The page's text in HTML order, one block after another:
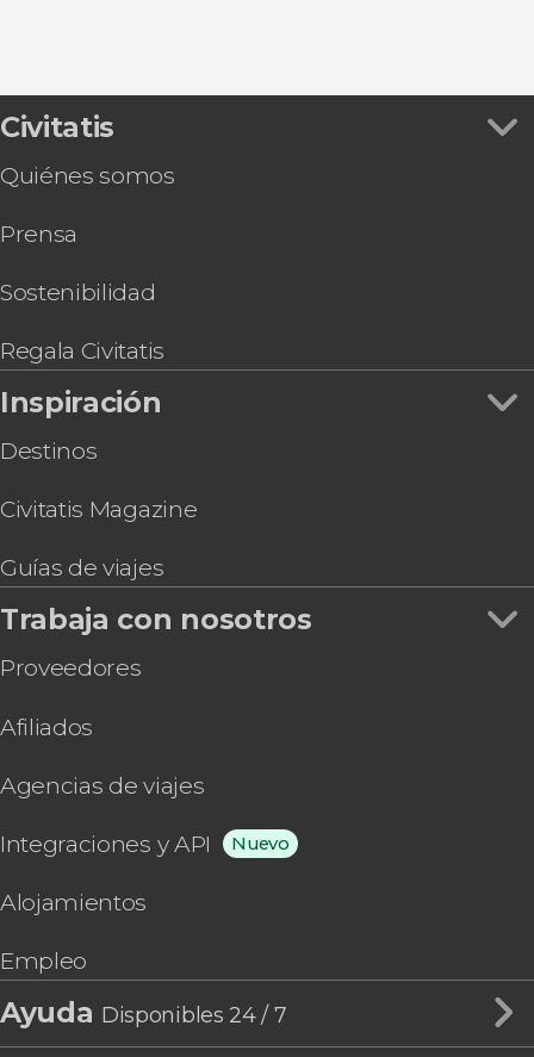
Civitatis
Quiénes somos
Prensa
Sostenibilidad
Regala Civitatis
Inspiración
Destinos
Civitatis Magazine
Guías de viajes
Trabaja con nosotros
Proveedores
Afiliados
Agencias de viajes
Integraciones y API Nuevo
Alojamientos
Empleo
Ayuda Disponibles 24 / 7